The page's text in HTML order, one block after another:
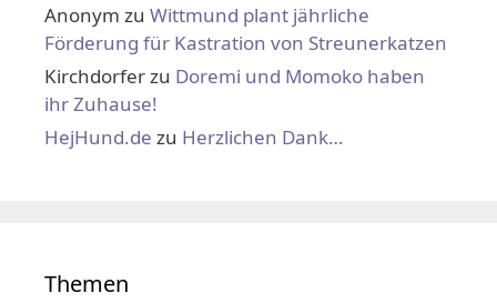
Anonym zu Wittmund plant jährliche
Förderung für Kastration von Streunerkatzen
Kirchdorfer zu Doremi und Momoko haben
ihr Zuhause!
HejHund.de zu Herzlichen Dank…
Themen